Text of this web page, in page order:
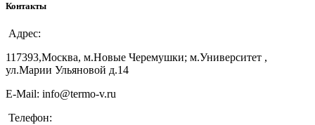
Контакты
Адрес:
117393,Москва, м.Новые Черемушки; м.Университет ,
ул.Марии Ульяновой д.14
E-Mail: info@termo-v.ru
Телефон: